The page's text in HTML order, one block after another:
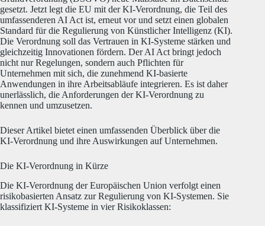
gesetzt. Jetzt legt die EU mit der KI-Verordnung, die Teil des
umfassenderen AI Act ist, erneut vor und setzt einen globalen
Standard für die Regulierung von Künstlicher Intelligenz (KI).
Die Verordnung soll das Vertrauen in KI-Systeme stärken und
gleichzeitig Innovationen fördern. Der AI Act bringt jedoch
nicht nur Regelungen, sondern auch Pflichten für
Unternehmen mit sich, die zunehmend KI-basierte
Anwendungen in ihre Arbeitsabläufe integrieren. Es ist daher
unerlässlich, die Anforderungen der KI-Verordnung zu
kennen und umzusetzen.
Dieser Artikel bietet einen umfassenden Überblick über die
KI-Verordnung und ihre Auswirkungen auf Unternehmen.
Die KI-Verordnung in Kürze
Die KI-Verordnung der Europäischen Union verfolgt einen
risikobasierten Ansatz zur Regulierung von KI-Systemen. Sie
klassifiziert KI-Systeme in vier Risikoklassen: